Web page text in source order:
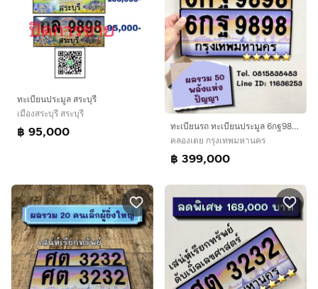
ทะเบียนประมูล สระบุรี
เมืองสระบุรี สระบุรี
฿ 95,000
ทะเบียนรถ ทะเบียนประมูล 6กฐ9898 (ผลรวมดีมาก 50 พลังแห่งปัญญา)
คลองเตย กรุงเทพมหานคร
฿ 399,000